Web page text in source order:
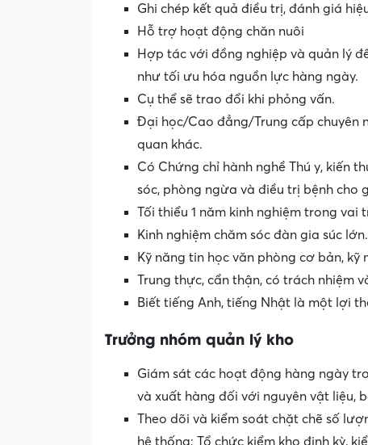
Ghi chép kết quả điều trị, đánh giá
Hỗ trợ hoạt động chăn nuôi
Hợp tác với đồng nghiệp và quản lý
như tối ưu hóa nguồn lực hàng ngày.
Cụ thể sẽ trao đổi khi phỏng vấn.
Đại học/Cao đẳng/Trung cấp chuyên
quan khác.
Có Chứng chỉ hành nghề Thú y, kiến
sóc, phòng ngừa và điều trị bệnh cho
Tối thiểu 1 năm kinh nghiệm trong
Kinh nghiệm chăm sóc đàn gia súc lớn.
Kỹ năng tin học văn phòng cơ bản,
Trung thực, cẩn thận, có trách nhiệm
Biết tiếng Anh, tiếng Nhật là một lợi
Trưởng nhóm quản lý kho
Giám sát các hoạt động hàng ngày
và xuất hàng đối với nguyên vật liệu,
Theo dõi và kiểm soát chặt chẽ số
hệ thống; Tổ chức kiểm kho định kỳ,